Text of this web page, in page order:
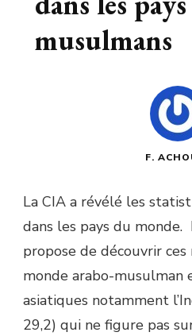
musulmans
F.
La CIA a révélé les
dans les pays du monde.
propose de découvrir
monde arabo-musulman
asiatiques notamment
29,2) qui ne figure pas